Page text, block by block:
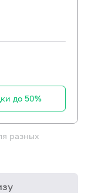
до 50%
разных